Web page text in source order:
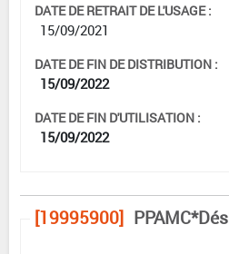
DATE DE RETRAIT DE L'USAGE :
15/09/2021
DATE DE FIN DE DISTRIBUTION :
15/09/2022
DATE DE FIN D'UTILISATION :
15/09/2022
[19995900]